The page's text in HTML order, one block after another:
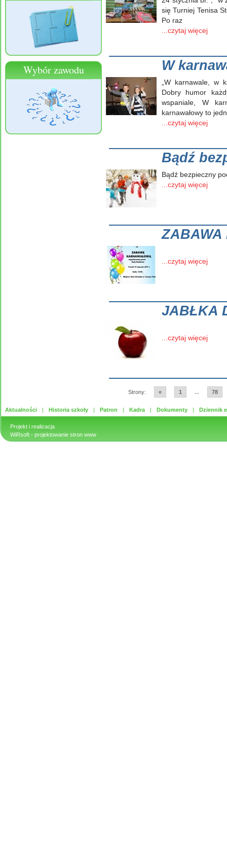
Wybór zawodu
się Turniej Tenisa
Po raz
...czytaj więcej
W
„W karnawale, w
Dobry humor
wspaniale, W
karnawałowy to
...czytaj więcej
Bądź
Bądź bezpieczny
...czytaj więcej
ZABAWA
...czytaj więcej
JABŁKA
...czytaj więcej
Strony: « 1 ... 78
Aktualności Historia szkoły Patron Kadra Dokumenty Dziennik
Projekt i realizacja
WiRsoft - projektowanie stron www